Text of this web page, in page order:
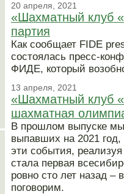
20 апреля, 2021
«Шахматный клуб
партия
Как сообщает FIDE
состоялась пресс-
ФИДЕ, который
13 апреля, 2021
«Шахматный клуб
шахматная
В прошлом выпуске
выпавших на 2021 год,
эти события,
стала первая
ровно сто лет назад –
поговорим.